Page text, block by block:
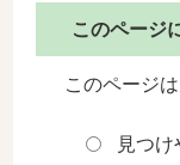
このページ
このページ
見つけ